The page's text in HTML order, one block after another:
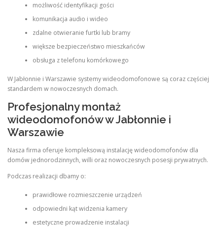
możliwość identyfikacji gości
komunikacja audio i wideo
zdalne otwieranie furtki lub bramy
większe bezpieczeństwo mieszkańców
obsługa z telefonu komórkowego
W Jabłonnie i Warszawie systemy wideodomofonowe są coraz częściej
standardem w nowoczesnych domach.
Profesjonalny montaż
wideodomofonów w Jabłonnie i
Warszawie
Nasza firma oferuje kompleksową instalację wideodomofonów dla
domów jednorodzinnych, willi oraz nowoczesnych posesji prywatnych.
Podczas realizacji dbamy o:
prawidłowe rozmieszczenie urządzeń
odpowiedni kąt widzenia kamery
estetyczne prowadzenie instalacji